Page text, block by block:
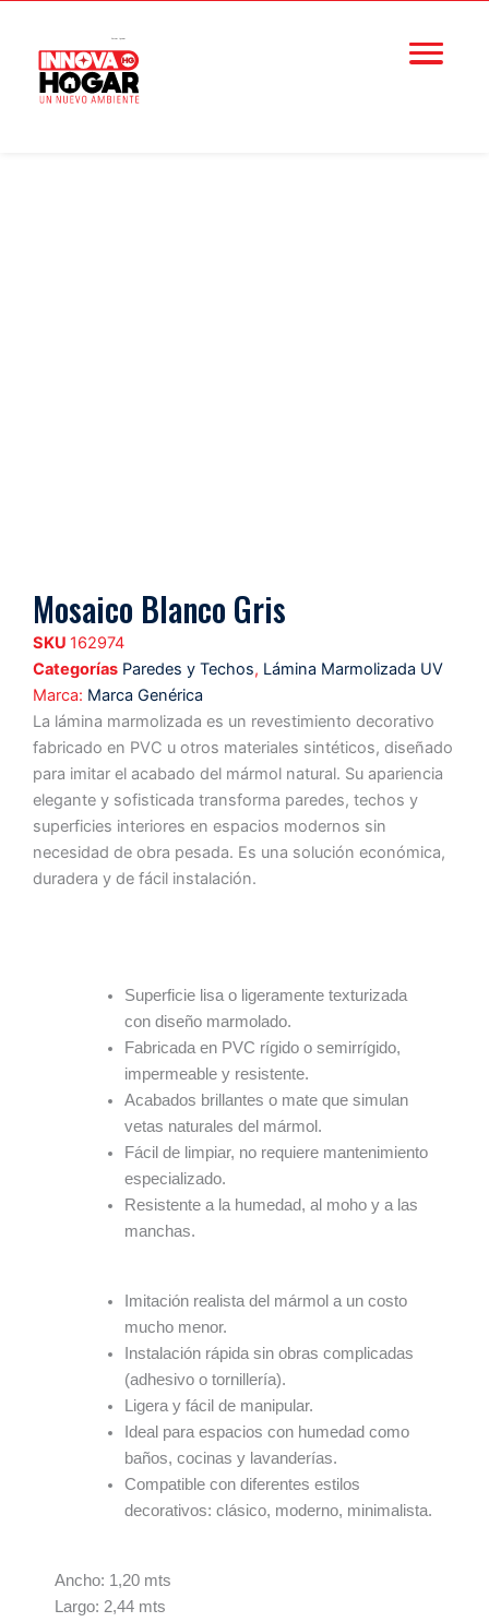
Mosaico Blanco Gris
SKU 162974
Categorías Paredes y Techos, Lámina Marmolizada UV
Marca: Marca Genérica
La lámina marmolizada es un revestimiento decorativo
fabricado en PVC u otros materiales sintéticos, diseñado
para imitar el acabado del mármol natural. Su apariencia
elegante y sofisticada transforma paredes, techos y
superficies interiores en espacios modernos sin
necesidad de obra pesada. Es una solución económica,
duradera y de fácil instalación.
Superficie lisa o ligeramente texturizada
con diseño marmolado.
Fabricada en PVC rígido o semirrígido,
impermeable y resistente.
Acabados brillantes o mate que simulan
vetas naturales del mármol.
Fácil de limpiar, no requiere mantenimiento
especializado.
Resistente a la humedad, al moho y a las
manchas.
Imitación realista del mármol a un costo
mucho menor.
Instalación rápida sin obras complicadas
(adhesivo o tornillería).
Ligera y fácil de manipular.
Ideal para espacios con humedad como
baños, cocinas y lavanderías.
Compatible con diferentes estilos
decorativos: clásico, moderno, minimalista.
Ancho: 1,20 mts
Largo: 2,44 mts